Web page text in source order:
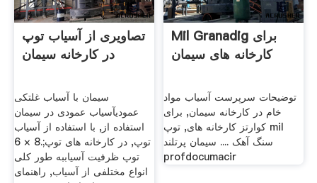
تصاویری از آسیاب توپ
در کارخانه سیمان
سیمان با آسیاب غلتکی
عمودیآسیاب عمودی در سیمان
استفاده از, با استفاده از آسیاب
توپ, در کارخانه های توپ;.8 × 6
توپ ظرفیت آسیاببه طور کلی
انواع مختلفی از آسیاب, راهنمای
Mil Granadig برای
کارخانه های سیمان
توضیحات سرپرست آسیاب مواد
خام در کارخانه سیمان, برای
کوارتز کارخانه های, توپ mil
سنگ آهک .... سیمان پرتلند
profdocumacir